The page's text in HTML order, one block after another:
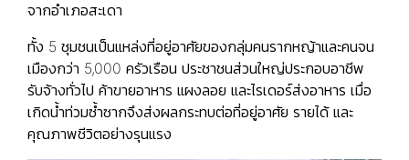
จากอำเภอสะเดา
ทั้ง 5 ชุมชนเป็นแหล่งที่อยู่อาศัยของกลุ่มคนรากหญ้าและคนจน
เมืองกว่า 5,000 ครัวเรือน ประชาชนส่วนใหญ่ประกอบอาชีพ
รับจ้างทั่วไป ค้าขายอาหาร แผงลอย และไรเดอร์ส่งอาหาร เมื่อ
เกิดน้ำท่วมซ้ำซากจึงส่งผลกระทบต่อที่อยู่อาศัย รายได้ และ
คุณภาพชีวิตอย่างรุนแรง